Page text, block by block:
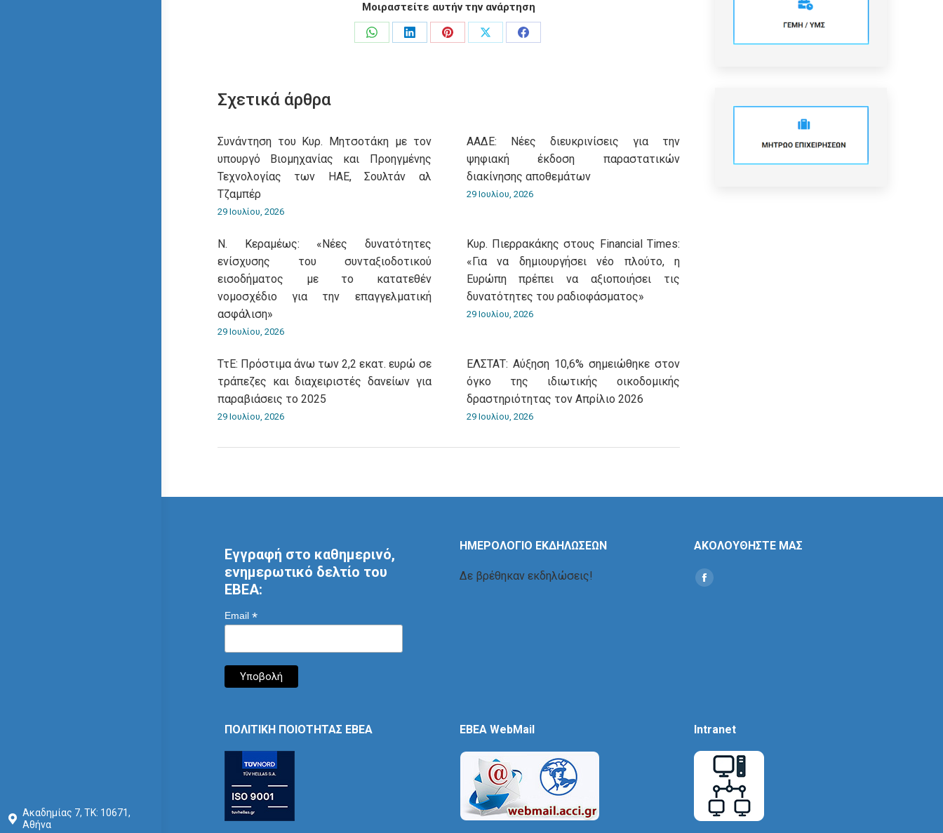
Ακαδημίας 7, ΤΚ: 10671,
Αθήνα
Μοιραστείτε αυτήν την ανάρτηση
Share
Share
Share
Share
Share
Σχετικά άρθρα
Συνάντηση του Κυρ. Μητσοτάκη με τον
υπουργό Βιομηχανίας και Προηγμένης
Τεχνολογίας των ΗΑΕ, Σουλτάν αλ
Τζαμπέρ
29 Ιουλίου, 2026
ΑΑΔΕ: Νέες διευκρινίσεις για την
ψηφιακή έκδοση παραστατικών
διακίνησης αποθεμάτων
29 Ιουλίου, 2026
Ν. Κεραμέως: «Νέες δυνατότητες
ενίσχυσης του συνταξιοδοτικού
εισοδήματος με το κατατεθέν
νομοσχέδιο για την επαγγελματική
ασφάλιση»
29 Ιουλίου, 2026
Κυρ. Πιερρακάκης στους Financial Times:
«Για να δημιουργήσει νέο πλούτο, η
Ευρώπη πρέπει να αξιοποιήσει τις
δυνατότητες του ραδιοφάσματος»
29 Ιουλίου, 2026
ΤτΕ: Πρόστιμα άνω των 2,2 εκατ. ευρώ σε
τράπεζες και διαχειριστές δανείων για
παραβιάσεις το 2025
29 Ιουλίου, 2026
ΕΛΣΤΑΤ: Αύξηση 10,6% σημειώθηκε στον
όγκο της ιδιωτικής οικοδομικής
δραστηριότητας τον Απρίλιο 2026
29 Ιουλίου, 2026
Εγγραφή στο καθημερινό,
ενημερωτικό δελτίο του
ΕΒΕΑ:
Email *
ΗΜΕΡΟΛΟΓΙΟ ΕΚΔΗΛΩΣΕΩΝ
Δε βρέθηκαν εκδηλώσεις!
ΑΚΟΛΟΥΘΗΣΤΕ ΜΑΣ
Find us on:
Social
ΠΟΛΙΤΙΚΗ ΠΟΙΟΤΗΤΑΣ ΕΒΕΑ EBEA WebMail Intranet